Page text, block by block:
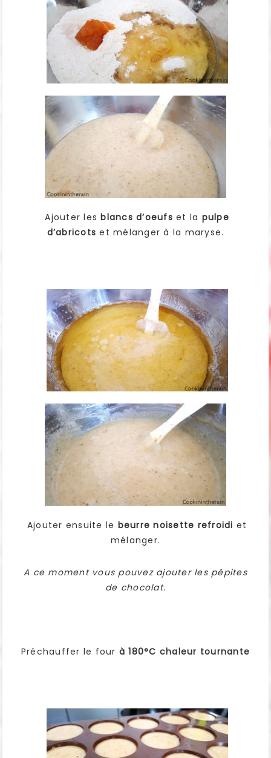
Ajouter lesblancs d’oeufs et la pulpe
d’abricots et mélanger à la maryse.
Ajouter ensuite le beurre noisette refroidi et
mélanger.
A ce moment vous pouvez ajouter les pépites
de chocolat.
Préchauffer le four à 180°C chaleur tournante